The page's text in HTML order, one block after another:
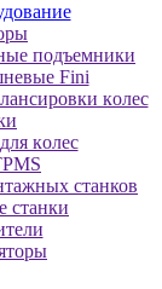
пoдъeмники
Fini
кoлec
кoлec
станков
cтaнки